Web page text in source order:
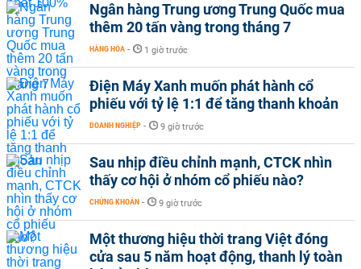
Ngân hàng Trung ương Trung Quốc mua
thêm 20 tấn vàng trong tháng 7
HÀNG HÓA - 1 giờ trước
Điện Máy Xanh muốn phát hành cổ
phiếu với tỷ lệ 1:1 để tăng thanh khoản
DOANH NGHIỆP - 9 giờ trước
Sau nhịp điều chỉnh mạnh, CTCK nhìn
thấy cơ hội ở nhóm cổ phiếu nào?
CHỨNG KHOÁN - 9 giờ trước
Một thương hiệu thời trang Việt đóng
cửa sau 5 năm hoạt động, thanh lý toàn